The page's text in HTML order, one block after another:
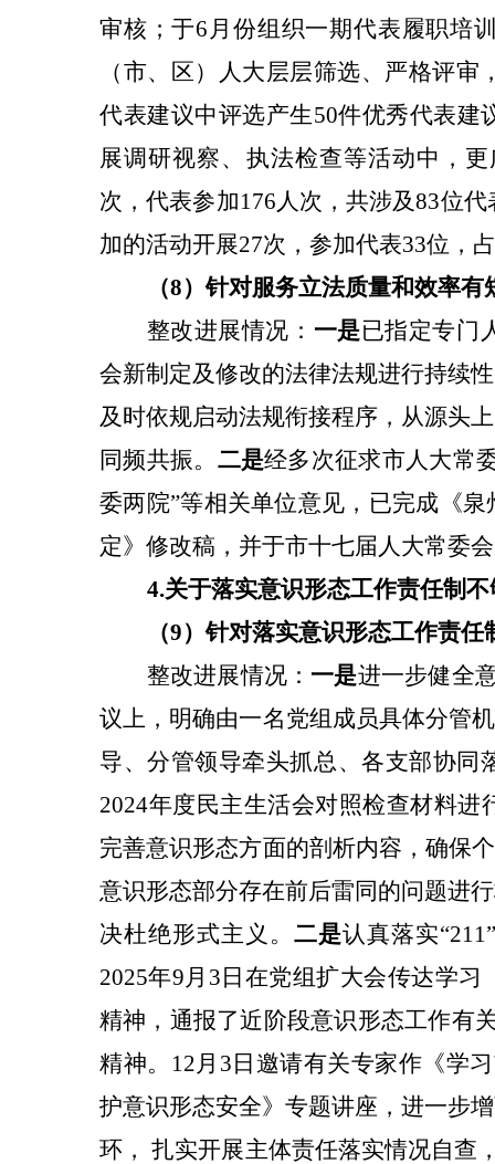
审核；于6月份组织一期代表履职培
（市、区）人大层层筛选、严格评
代表建议中评选产生50件优秀代表建
展调研视察、执法检查等活动中，
次，代表参加176人次，共涉及83位
加的活动开展27次，参加代表33位，
（8）针对服务立法质量和效率有
整改进展情况： 一是已指定专门
会新制定及修改的法律法规进行持续
及时依规启动法规衔接程序，从源头
同频共振。 二是经多次征求市人大常
委两院”等相关单位意见，已完成《
定》修改稿，并于市十七届人大常委
4.关于落实意识形态工作责任制
（9）针对落实意识形态工作责
整改进展情况： 一是进一步健全
议上，明确由一名党组成员具体分管
导、分管领导牵头抓总、各支部协同
2024年度民主生活会对照检查材料
完善意识形态方面的剖析内容，确保
意识形态部分存在前后雷同的问题进
决杜绝形式主义。 二是认真落实
2025年9月3日在党组扩大会传达学习
精神，通报了近阶段意识形态工作有
精神。12月3日邀请有关专家作《学
护意识形态安全》专题讲座，进一步
环， 扎实开展主体责任落实情况自查